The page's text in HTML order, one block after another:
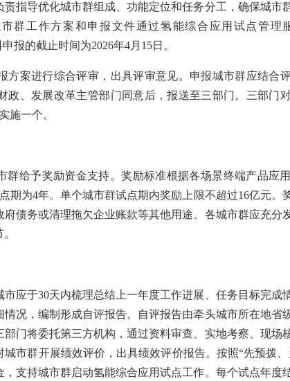
指导优化城市群组成、功能定位和任务分工，确保城市
群工作方案和申报文件通过氢能综合应用试点管理服
报的截止时间为2026年4月15日。
案进行综合评审，出具评审意见。申报城市群应结合
政、发展改革主管部门同意后，报送至三部门。三部门
施一个。
给予奖励资金支持。奖励标准根据各场景终端产品应
期为4年。单个城市群试点期内奖励上限不超过16亿元。
债务或清理拖欠企业账款等其他用途。各城市群应充分
于30天内梳理总结上一年度工作进展、任务目标完成
况，编制形成自评报告。自评报告由牵头城市所在地省
门将委托第三方机构，通过资料审查、实地考察、现场
市群开展绩效评价，出具绩效评价报告。按照“先预拨
支持城市群启动氢能综合应用试点工作。每个试点年度